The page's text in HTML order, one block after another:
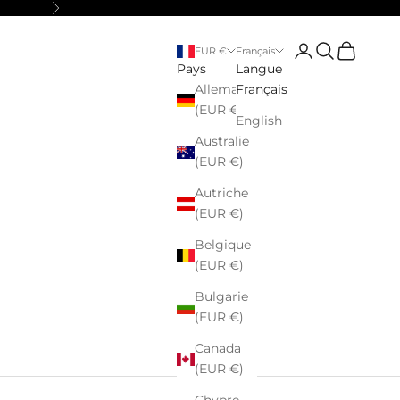
Suivant
EUR €
Pays
Allemagne
(EUR €)
Australie
(EUR €)
Autriche
(EUR €)
Belgique
(EUR €)
Bulgarie
(EUR €)
Canada
(EUR €)
Français
Langue
Français
English
Connexion
Recherche
Panier